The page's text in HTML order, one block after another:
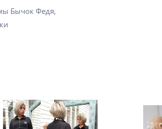
Бычок Федя,